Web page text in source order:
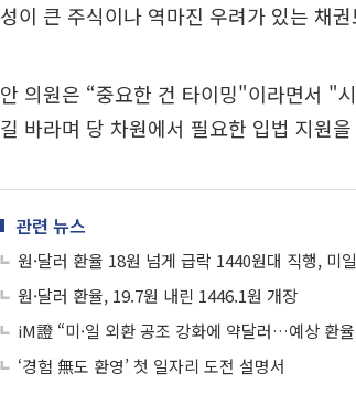
성이 큰 주식이나 역마진 우려가 있는 채
안 의원은 “중요한 건 타이밍"이라면서 "
길 바라며 당 차원에서 필요한 입법 지원
관련 뉴스
원·달러 환율 18원 넘게 급락 1440원대 직행, 미
원·달러 환율, 19.7원 내린 1446.1원 개장
iM證 “미·일 외환 공조 강화에 약달러…예상 환
‘경험 無도 환영’ 첫 일자리 도전 설명서